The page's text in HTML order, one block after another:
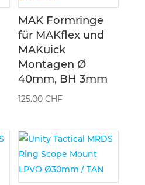
MAK Formringe
für MAKflex und
MAKuick
Montagen Ø
40mm, BH 3mm
125.00CHF